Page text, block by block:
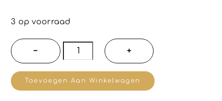
w
r
d
e
r
d
0
3 op voorraad
−
2
stuks
Italiaanse
+
Toevoegen Aan Winkelwagen